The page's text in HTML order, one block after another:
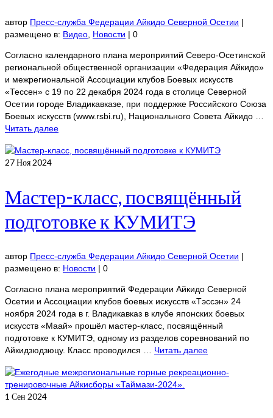
автор Пресс-служба Федерации Айкидо Северной Осетии |
размещено в: Видео Новости | 0
Согласно календарного плана мероприятий Северо-Осетинской
региональной общественной организации «Федерация Айкидо»
и межрегиональной Ассоциации клубов Боевых искусств
«Тессен» с 19 по 22 декабря 2024 года в столице Северной
Осетии городе Владикавказе, при поддержке Российского Союза
Боевых искусств (www.rsbi.ru), Национального Совета Айкидо …
Читать далее
27Ноя 2024
Мастер-класс, посвящённый
подготовке к КУМИТЭ
автор Пресс-служба Федерации Айкидо Северной Осетии |
размещено в: Новости | 0
Согласно плана мероприятий Федерации Айкидо Северной
Осетии и Ассоциации клубов боевых искусств «Тэссэн» 24
ноября 2024 года в г. Владикавказ в клубе японских боевых
искусств «Маай» прошёл мастер-класс, посвящённый
подготовке к КУМИТЭ, одному из разделов соревнований по
Айкидзюдзюцу. Класс проводился … Читать далее
1 Сен 2024